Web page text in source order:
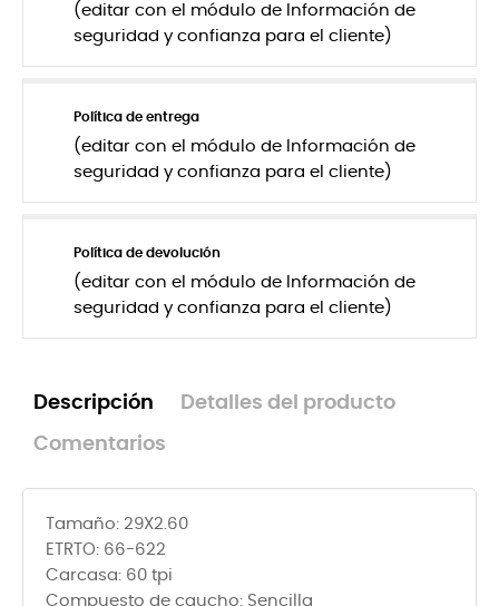
(editar con el módulo de Información de
seguridad y confianza para el cliente)
Política de entrega
(editar con el módulo de Información de
seguridad y confianza para el cliente)
Política de devolución
(editar con el módulo de Información de
seguridad y confianza para el cliente)
Descripción Detalles del producto
Comentarios
Tamaño: 29X2.60
ETRTO: 66-622
Carcasa: 60 tpi
Compuesto de caucho: Sencilla